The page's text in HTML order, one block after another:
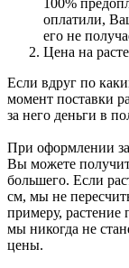
100%
оплатили,
его не
Цена на
Если вдруг по
момент поставки
за него деньги в
При оформлении
Вы можете
большего. Если
см, мы не
примеру,
мы никогда не
цены.